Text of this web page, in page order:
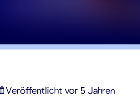
Veröffentlicht vor 5 Jahren